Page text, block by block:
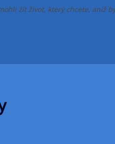
žít život, který chcete, aniž